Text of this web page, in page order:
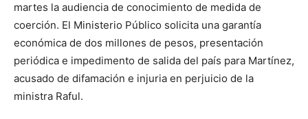
martes la audiencia de conocimiento de medida de
coerción. El Ministerio Público solicita una garantía
económica de dos millones de pesos, presentación
periódica e impedimento de salida del país para Martínez,
acusado de difamación e injuria en perjuicio de la
ministra Raful.